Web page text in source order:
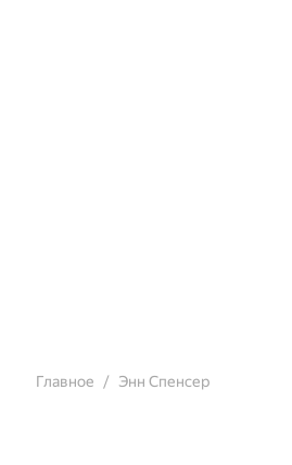
Главное Энн Спенсер